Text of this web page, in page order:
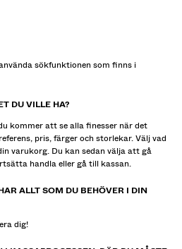
sökfunktionen som finns i
DU VILLE HA?
kommer att se alla finesser när det
pris, färger och storlekar. Välj vad
varukorg. Du kan sedan välja att gå
handla eller gå till kassan.
ALLT SOM DU BEHÖVER I DIN
dig!